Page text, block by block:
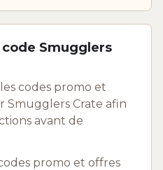
Smugglers
codes promo et
Smugglers Crate afin
avant de
promo et offres